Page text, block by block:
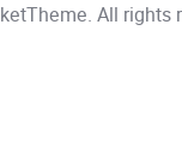
. All rights